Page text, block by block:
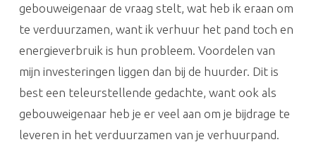
gebouweigenaar de vraag stelt, wat heb ik eraan om
te verduurzamen, want ik verhuur het pand toch en
energieverbruik is hun probleem. Voordelen van
mijn investeringen liggen dan bij de huurder. Dit is
best een teleurstellende gedachte, want ook als
gebouweigenaar heb je er veel aan om je bijdrage te
leveren in het verduurzamen van je verhuurpand.